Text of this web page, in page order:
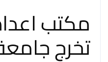
مكتب
تخرج